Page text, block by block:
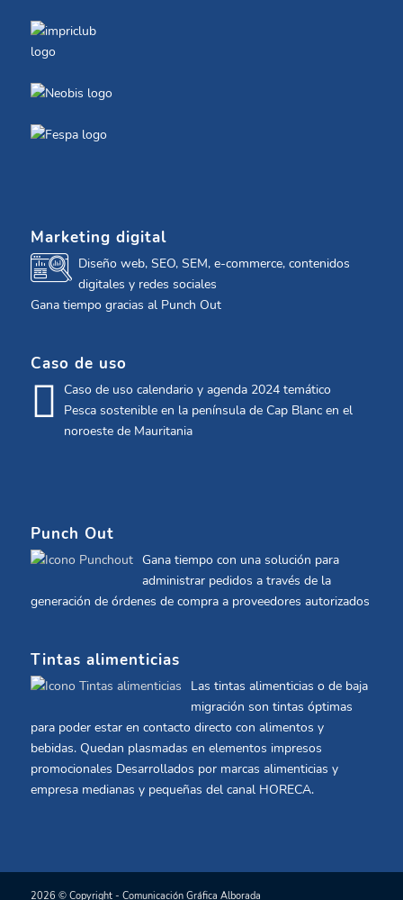
Marketing digital
Diseño web, SEO, SEM, e-commerce, contenidos
digitales y redes sociales
Gana tiempo gracias al Punch Out
Caso de uso
Caso de uso calendario y agenda 2024 temático
Pesca sostenible en la península de Cap Blanc en el
noroeste de Mauritania
Punch Out
Gana tiempo con una solución para
administrar pedidos a través de la
generación de órdenes de compra a proveedores autorizados
Tintas alimenticias
Las tintas alimenticias o de baja
migración son tintas óptimas
para poder estar en contacto directo con alimentos y
bebidas. Quedan plasmadas en elementos impresos
promocionales Desarrollados por marcas alimenticias y
empresa medianas y pequeñas del canal HORECA.
2026 © Copyright - Comunicación Gráfica Alborada